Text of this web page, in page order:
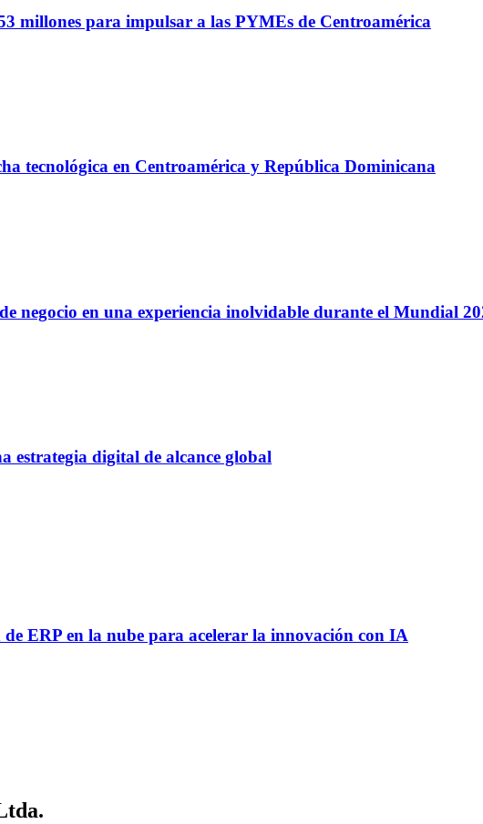
millones para impulsar a las PYMEs de Centroamérica
tecnológica en Centroamérica y República Dominicana
negocio en una experiencia inolvidable durante el Mundial
estrategia digital de alcance global
ERP en la nube para acelerar la innovación con IA